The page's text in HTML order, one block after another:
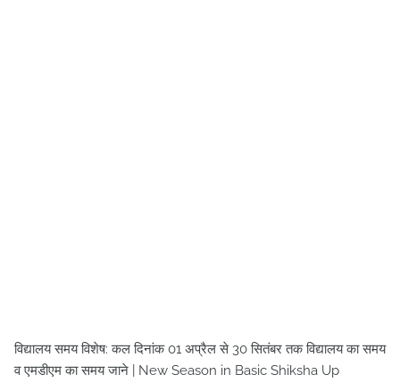
विद्यालय समय विशेष: कल दिनांक 01 अप्रैल से 30 सितंबर तक विद्यालय का समय
व एमडीएम का समय जाने | New Season in Basic Shiksha Up